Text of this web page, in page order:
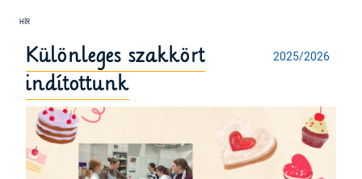
2025/2026
Különleges szakkört
indítottunk